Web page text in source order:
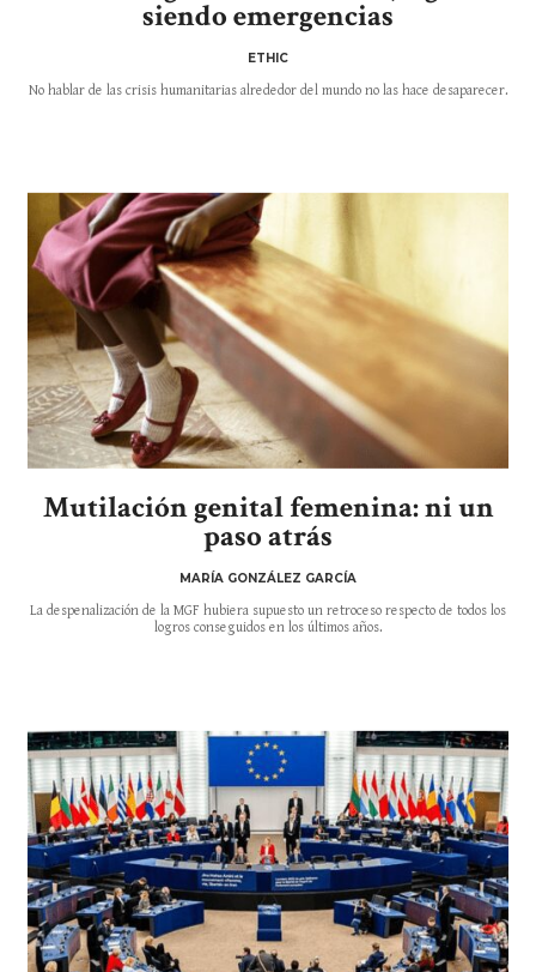
siendo emergencias
ETHIC
No hablar de las crisis humanitarias alrededor del mundo no las hace desaparecer.
Mutilación genital femenina: ni un
paso atrás
MARÍA GONZÁLEZ GARCÍA
La despenalización de la MGF hubiera supuesto un retroceso respecto de todos los
logros conseguidos en los últimos años.